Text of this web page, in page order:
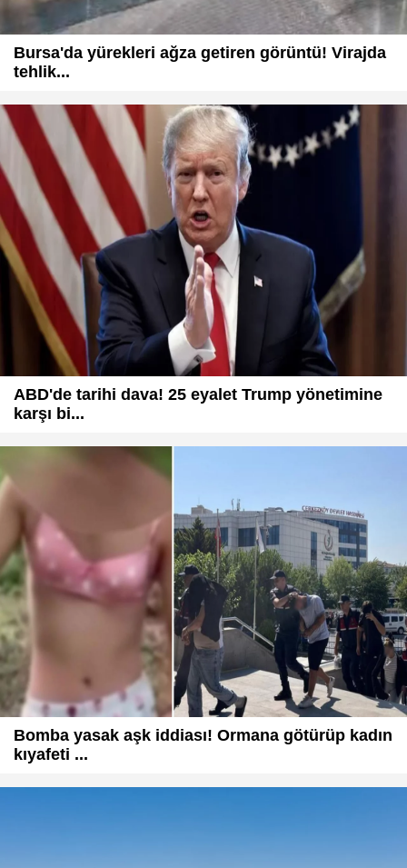
Bursa'da yürekleri ağza getiren görüntü! Virajda
tehlik...
ABD'de tarihi dava! 25 eyalet Trump yönetimine
karşı bi...
Bomba yasak aşk iddiası! Ormana götürüp kadın
kıyafeti ...